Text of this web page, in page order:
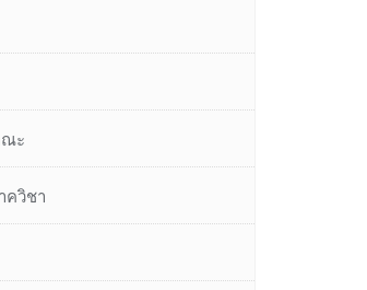
ณะ
ควิชา